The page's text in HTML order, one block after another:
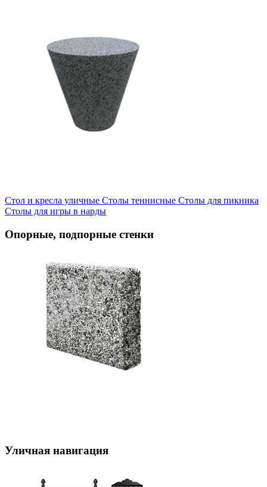
Стол и кресла уличные Cтолы теннисные Столы для пикника
Столы для игры в нарды
Опорные, подпорные стенки
Уличная навигация